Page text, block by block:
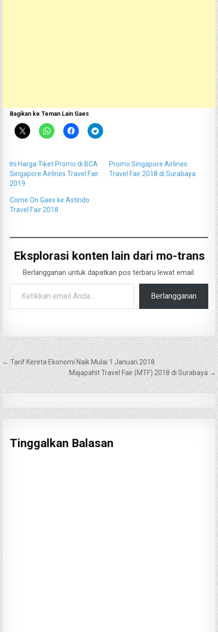
Bagikan ke Teman Lain Gaes
Ini Harga Tiket Promo di BCA
Singapore Airlines Travel Fair
2019
Promo Singapore Airlines
Travel Fair 2018 di Surabaya
Come On Gaes ke Astindo
Travel Fair 2018
Eksplorasi konten lain dari mo-trans
Berlangganan untuk dapatkan pos terbaru lewat email.
Ketikkan email Anda...
Berlangganan
Navigasi
pos
← Tarif Kereta Ekonomi Naik Mulai 1 Januari 2018
Majapahit Travel Fair (MTF) 2018 di Surabaya →
Tinggalkan Balasan